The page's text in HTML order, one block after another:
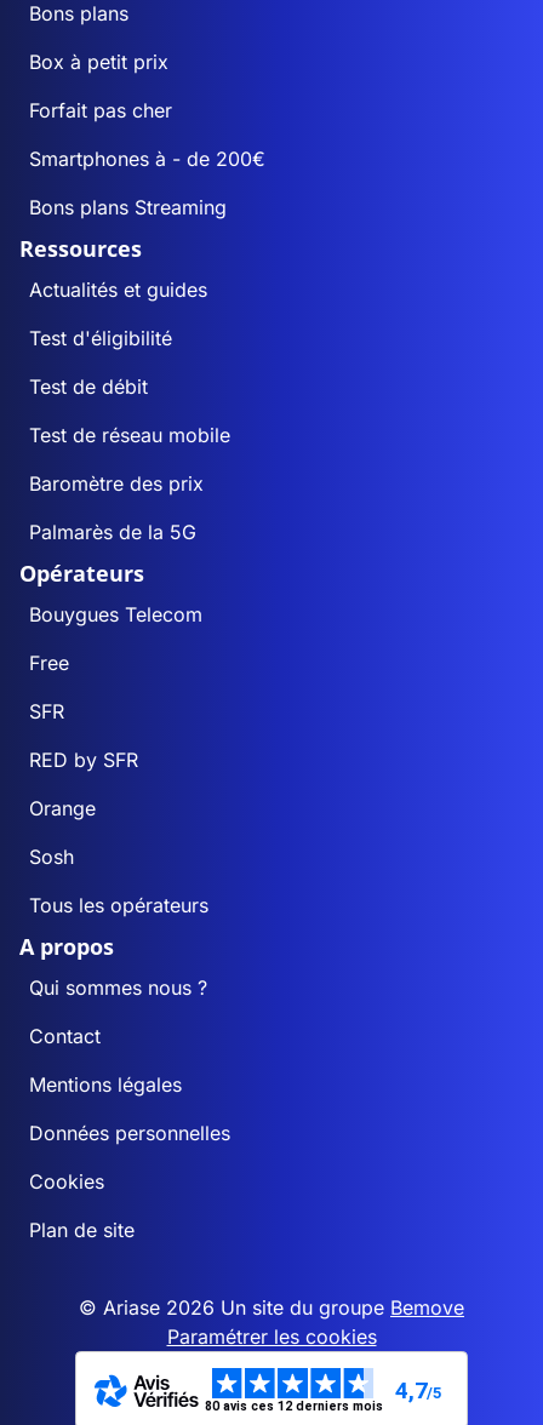
Bons plans
Box à petit prix
Forfait pas cher
Smartphones à - de 200€
Bons plans Streaming
Ressources
Actualités et guides
Test d'éligibilité
Test de débit
Test de réseau mobile
Baromètre des prix
Palmarès de la 5G
Opérateurs
Bouygues Telecom
Free
SFR
RED by SFR
Orange
Sosh
Tous les opérateurs
A propos
Qui sommes nous ?
Contact
Mentions légales
Données personnelles
Cookies
Plan de site
© Ariase 2026 Un site du groupe Bemove
Paramétrer les cookies
80 avis ces 12 derniers mois
4,7/5